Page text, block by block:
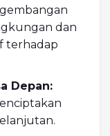
dan
terhadap
Depan: